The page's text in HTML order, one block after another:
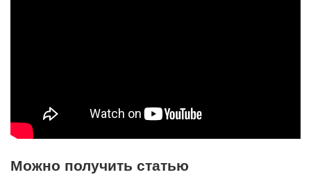
Можно получить статью